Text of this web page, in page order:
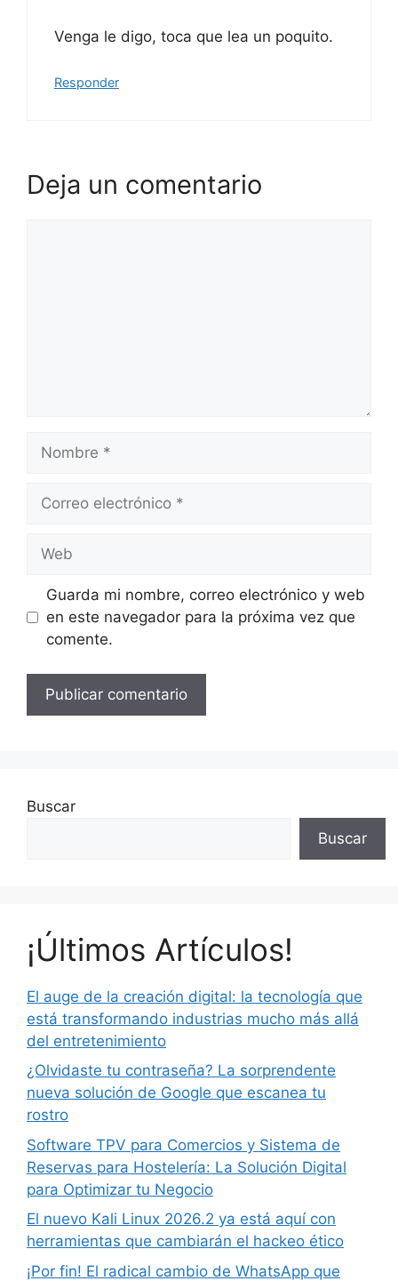
Venga le digo, toca que lea un poquito.
Responder
Deja un comentario
Nombre
Correo
Web
Guarda mi nombre, correo electrónico y web
en este navegador para la próxima vez que
comente.
Buscar
Buscar
¡Últimos Artículos!
El auge de la creación digital: la tecnología que
está transformando industrias mucho más allá
del entretenimiento
¿Olvidaste tu contraseña? La sorprendente
nueva solución de Google que escanea tu
rostro
Software TPV para Comercios y Sistema de
Reservas para Hostelería: La Solución Digital
para Optimizar tu Negocio
El nuevo Kali Linux 2026.2 ya está aquí con
herramientas que cambiarán el hackeo ético
¡Por fin! El radical cambio de WhatsApp que